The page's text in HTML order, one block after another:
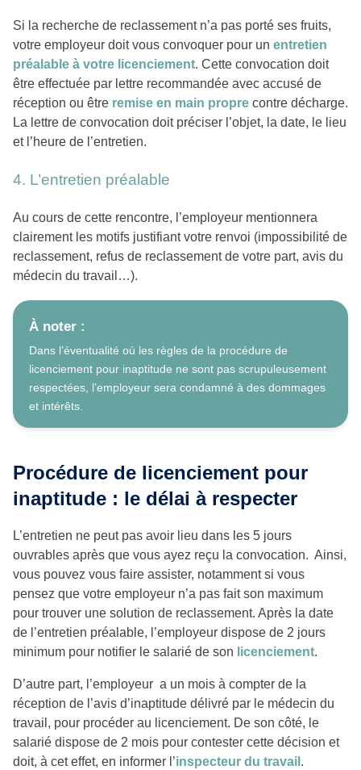
Si la recherche de reclassement n’a pas porté ses fruits,
votre employeur doit vous convoquer pour un entretien
préalable à votre licenciement. Cette convocation doit
être effectuée par lettre recommandée avec accusé de
réception ou être remise en main propre contre décharge.
La lettre de convocation doit préciser l’objet, la date, le lieu
et l’heure de l’entretien.
4. L’entretien préalable
Au cours de cette rencontre, l’employeur mentionnera
clairement les motifs justifiant votre renvoi (impossibilité de
reclassement, refus de reclassement de votre part, avis du
médecin du travail…).
À noter :
Dans l’éventualité où les règles de la procédure de
licenciement pour inaptitude ne sont pas scrupuleusement
respectées, l’employeur sera condamné à des dommages
et intérêts.
Procédure de licenciement pour
inaptitude : le délai à respecter
L’entretien ne peut pas avoir lieu dans les 5 jours
ouvrables après que vous ayez reçu la convocation. Ainsi,
vous pouvez vous faire assister, notamment si vous
pensez que votre employeur n’a pas fait son maximum
pour trouver une solution de reclassement. Après la date
de l’entretien préalable, l’employeur dispose de 2 jours
minimum pour notifier le salarié de son licenciement.
D’autre part, l’employeur a un mois à compter de la
réception de l’avis d’inaptitude délivré par le médecin du
travail, pour procéder au licenciement. De son côté, le
salarié dispose de 2 mois pour contester cette décision et
doit, à cet effet, en informer l’inspecteur du travail .